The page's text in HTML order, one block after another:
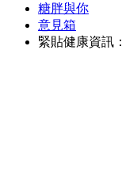
糖胖與你
意見箱
緊貼健康資訊：